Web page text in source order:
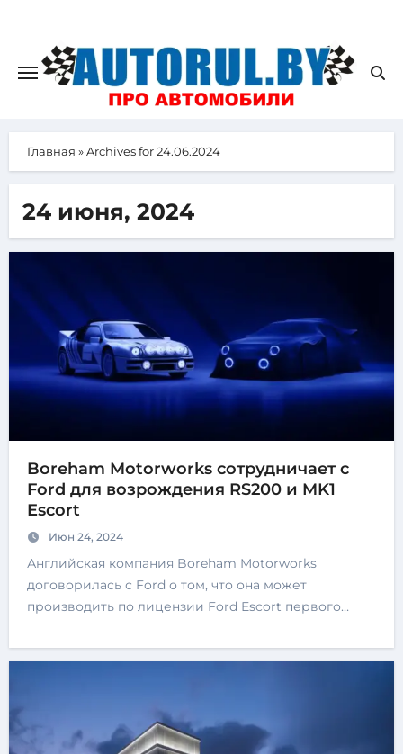
Главная »Archives for 24.06.2024
24 июня, 2024
Boreham Motorworks сотрудничает с
Ford для возрождения RS200 и MK1
Escort
Июн 24, 2024
Английская компания Boreham Motorworks
договорилась с Ford о том, что она может
производить по лицензии Ford Escort первого…